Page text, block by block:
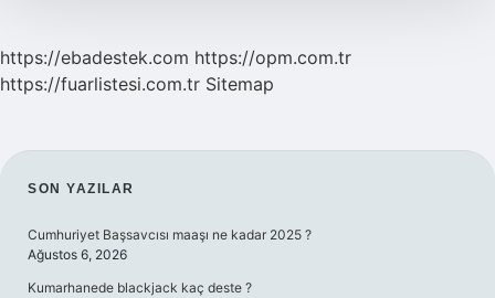
https://ebadestek.com https://opm.com.tr
https://fuarlistesi.com.tr Sitemap
SIDEBAR
SON YAZILAR
Cumhuriyet Başsavcısı maaşı ne kadar 2025 ?
Ağustos 6, 2026
Kumarhanede blackjack kaç deste ?